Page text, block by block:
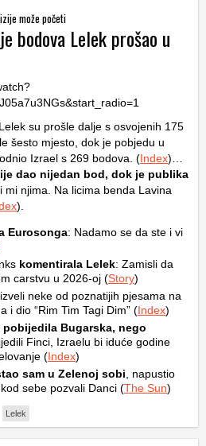
može početi
bodova Lelek prošao u
su prošle dalje s osvojenih 175
šesto mjesto, dok je pobjedu u
Izrael s 269 bodova. (Index)…
dao nijedan bod, dok je publika
mi njima. Na licima benda Lavina
).
Eurosonga: Nadamo se da ste i vi
komentirala Lelek: Zamisli da
carstvu u 2026-oj (Story)
neke od poznatijih pjesama na
i dio “Rim Tim Tagi Dim” (Index)
pobijedila Bugarska, nego
Finci, Izraelu bi iduće godine
(Index)
sam u Zelenoj sobi , napustio
sebe pozvali Danci (The Sun)
Lelek